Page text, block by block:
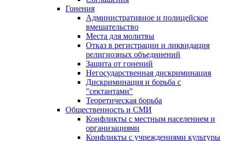
Гонения
Административное и полицейское
вмешательство
Места для молитвы
Отказ в регистрации и ликвидация
религиозных объединений
Защита от гонений
Негосударственная дискриминация
Дискриминация и борьба с
"сектантами"
Теоретическая борьба
Общественность и СМИ
Конфликты с местным населением и
организациями
Конфликты с учреждениями культуры